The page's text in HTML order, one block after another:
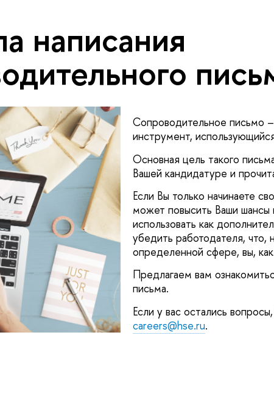
написания
Сопроводительное письмо
инструмент,
Основная цель такого
Вашей кандидатуре и
Если Вы только начинаете
может повысить Ваши
использовать как
убедить работодателя, что,
определенной сфере, вы,
Предлагаем вам
письма.
Если у вас остались
careers@hse.ru.